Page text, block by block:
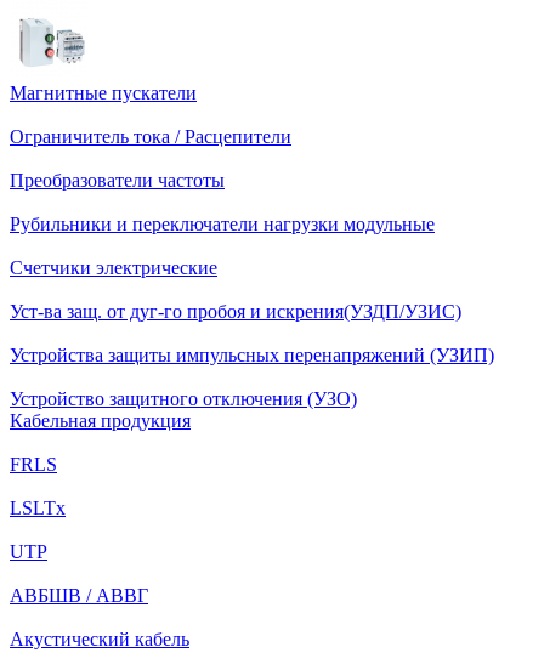
Магнитные пускатели
Ограничитель тока / Расцепители
Преобразователи частоты
Рубильники и переключатели нагрузки модульные
Счетчики электрические
Уст-ва защ. от дуг-го пробоя и искрения(УЗДП/УЗИС)
Устройства защиты импульсных перенапряжений (УЗИП)
Устройство защитного отключения (УЗО)
Кабельная продукция
FRLS
LSLTx
UTP
АВБШВ / АВВГ
Акустический кабель